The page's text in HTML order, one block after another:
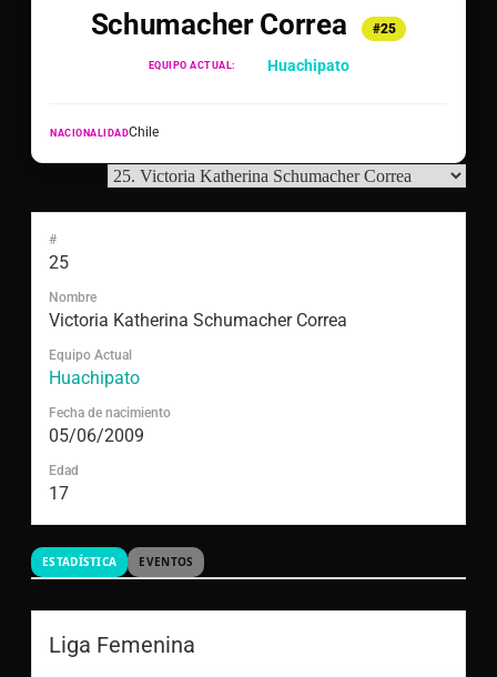
Schumacher Correa
#25
EQUIPO ACTUAL: Huachipato
NACIONALIDADChile
#
25
Nombre
Victoria Katherina Schumacher Correa
Equipo Actual
Huachipato
Fecha de nacimiento
05/06/2009
Edad
17
ESTADÍSTICA EVENTOS
Liga Femenina